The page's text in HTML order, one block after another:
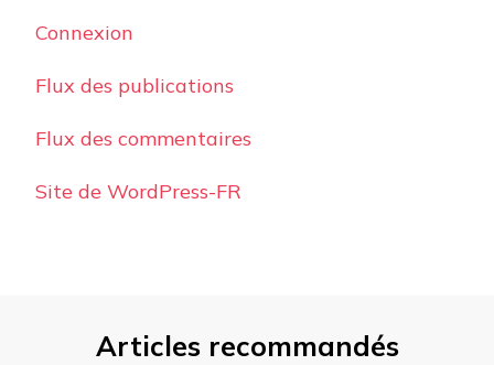
Connexion
Flux des publications
Flux des commentaires
Site de WordPress-FR
Articles recommandés